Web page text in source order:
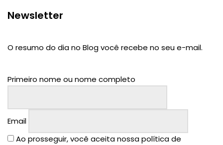
Newsletter
O resumo do dia no Blog você recebe no seu e-mail.
Primeiro nome ou nome completo
Email
Ao prosseguir, você aceita nossa política de